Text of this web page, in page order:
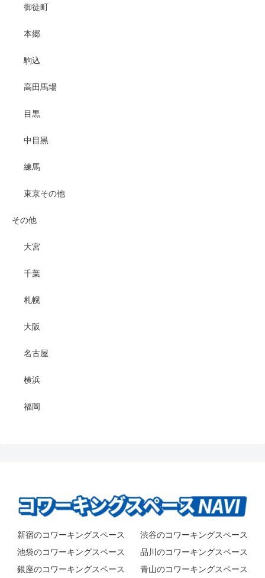
御徒町
本郷
駒込
高田馬場
目黒
中目黒
練馬
東京その他
その他
大宮
千葉
札幌
大阪
名古屋
横浜
福岡
新宿のコワーキングスペース
渋谷のコワーキングスペース
池袋のコワーキングスペース
品川のコワーキングスペース
銀座のコワーキングスペース
青山のコワーキングスペース